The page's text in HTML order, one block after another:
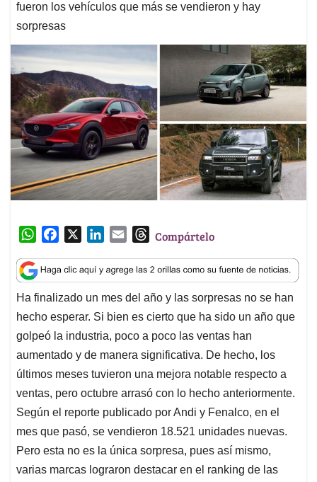
fueron los vehículos que más se vendieron y hay
sorpresas
W
a
t
s
A
p
p
c
e
b
o
o
k
n
k
e
d
I
n
a
i
l
T
r
e
a
d
s
Compártelo
Ha finalizado un mes del año y las sorpresas no se han
hecho esperar. Si bien es cierto que ha sido un año que
golpeó la industria, poco a poco las ventas han
aumentado y de manera significativa. De hecho, los
últimos meses tuvieron una mejora notable respecto a
ventas, pero octubre arrasó con lo hecho anteriormente.
Según el reporte publicado por Andi y Fenalco, en el
mes que pasó, se vendieron 18.521 unidades nuevas.
Pero esta no es la única sorpresa, pues así mismo,
varias marcas lograron destacar en el ranking de las